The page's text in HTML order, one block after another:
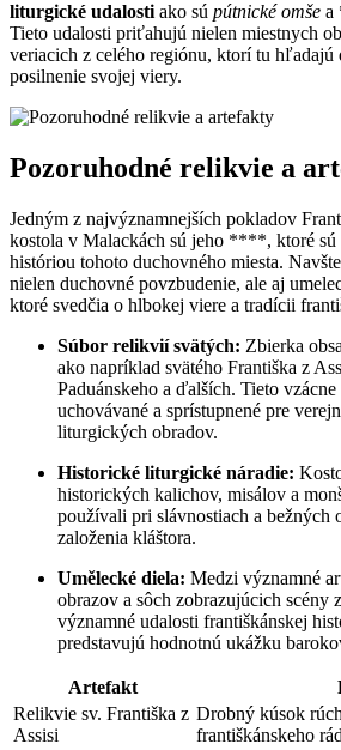
liturgické udalosti ako sú pútnické omše a
Tieto udalosti priťahujú nielen miestnych
veriacich z celého regiónu, ktorí tu hľadajú
posilnenie svojej viery.
Pozoruhodné relikvie a
Jedným z najvýznamnejších pokladov
kostola v Malackách sú jeho ****, ktoré sú
históriou tohoto duchovného miesta.
nielen duchovné povzbudenie, ale aj
ktoré svedčia o hlbokej viere a tradícii
Súbor relikvií svätých: Zbierka
ako napríklad svätého Františka z
Paduánskeho a ďalších. Tieto
uchovávané a sprístupnené pre
liturgických obradov.
Historické liturgické náradie:
historických kalichov, misálov a
používali pri slávnostiach a bežných
založenia kláštora.
Umělecké diela: Medzi významné
obrazov a sôch zobrazujúcich scény
významné udalosti františkánskej
predstavujú hodnotnú ukážku
Artefakt
Relikvie sv. Františka z
Assisi
Drobný kúsok
františkánskeho